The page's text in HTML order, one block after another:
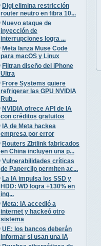
Digi elimina restricción
router neutro en fibra 10...
Nuevo ataque de
inyección de
interrupciones logra ...
Meta lanza Muse Code
para macOS y Linux
Filtran diseño del iPhone
Ultra
Frore Systems quiere
refrigerar las GPU NVIDIA
Rub...
NVIDIA ofrece API de IA
con créditos gratuitos
IA de Meta hackea
empresa por error
Routers Zbtlink fabricados
en China incluyen una p...
Vulnerabilidades críticas
de Paperclip permiten ac...
La IA impulsa los SSD y
HDD: WD logra +130% en
ing...
Meta: IA accedió a
internet y hackeó otro
sistema
UE: los bancos deberán
informar si usan una IA